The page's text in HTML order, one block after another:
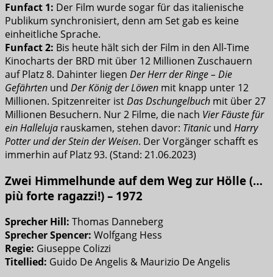
Funfact 1: Der Film wurde sogar für das italienische
Publikum synchronisiert, denn am Set gab es keine
einheitliche Sprache.
Funfact 2: Bis heute hält sich der Film in den All-Time
Kinocharts der BRD mit über 12 Millionen Zuschauern
auf Platz 8. Dahinter liegen Der Herr der Ringe – Die
Gefährten und Der König der Löwen mit knapp unter 12
Millionen. Spitzenreiter istDas Dschungelbuch mit über 27
Millionen Besuchern. Nur 2 Filme, die nach Vier Fäuste für
ein Halleluja rauskamen, stehen davor: Titanicund Harry
Potter und der Stein der Weisen. Der Vorgänger schafft es
immerhin auf Platz 93. (Stand: 21.06.2023)
Zwei Himmelhunde auf dem Weg zur Hölle (…
più forte ragazzi!) – 1972
Sprecher Hill: Thomas Danneberg
Sprecher Spencer: Wolfgang Hess
Regie: Giuseppe Colizzi
Titellied: Guido De Angelis & Maurizio De Angelis